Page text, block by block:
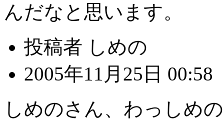
んだなと思います。
投稿者 しめの
2005年11月25日 00:58
しめのさん、わっしめ